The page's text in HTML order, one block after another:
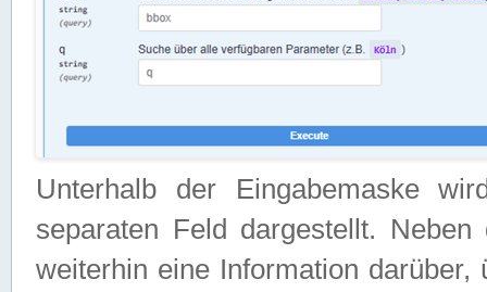
Unterhalb der Eingabemaske
separaten Feld dargestellt.
weiterhin eine Information